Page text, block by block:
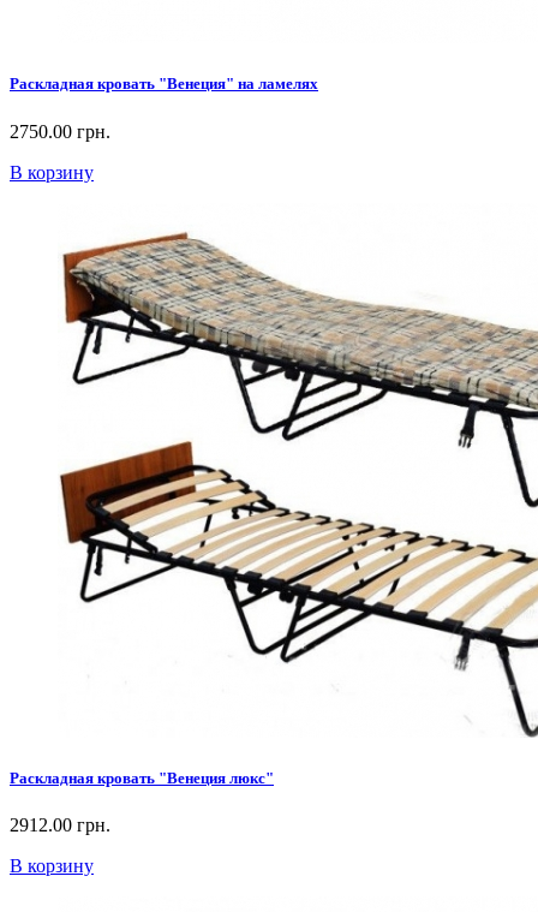
Раскладная кровать "Венеция" на ламелях
2750.00 грн.
В корзину
Раскладная кровать "Венеция люкс"
2912.00 грн.
В корзину